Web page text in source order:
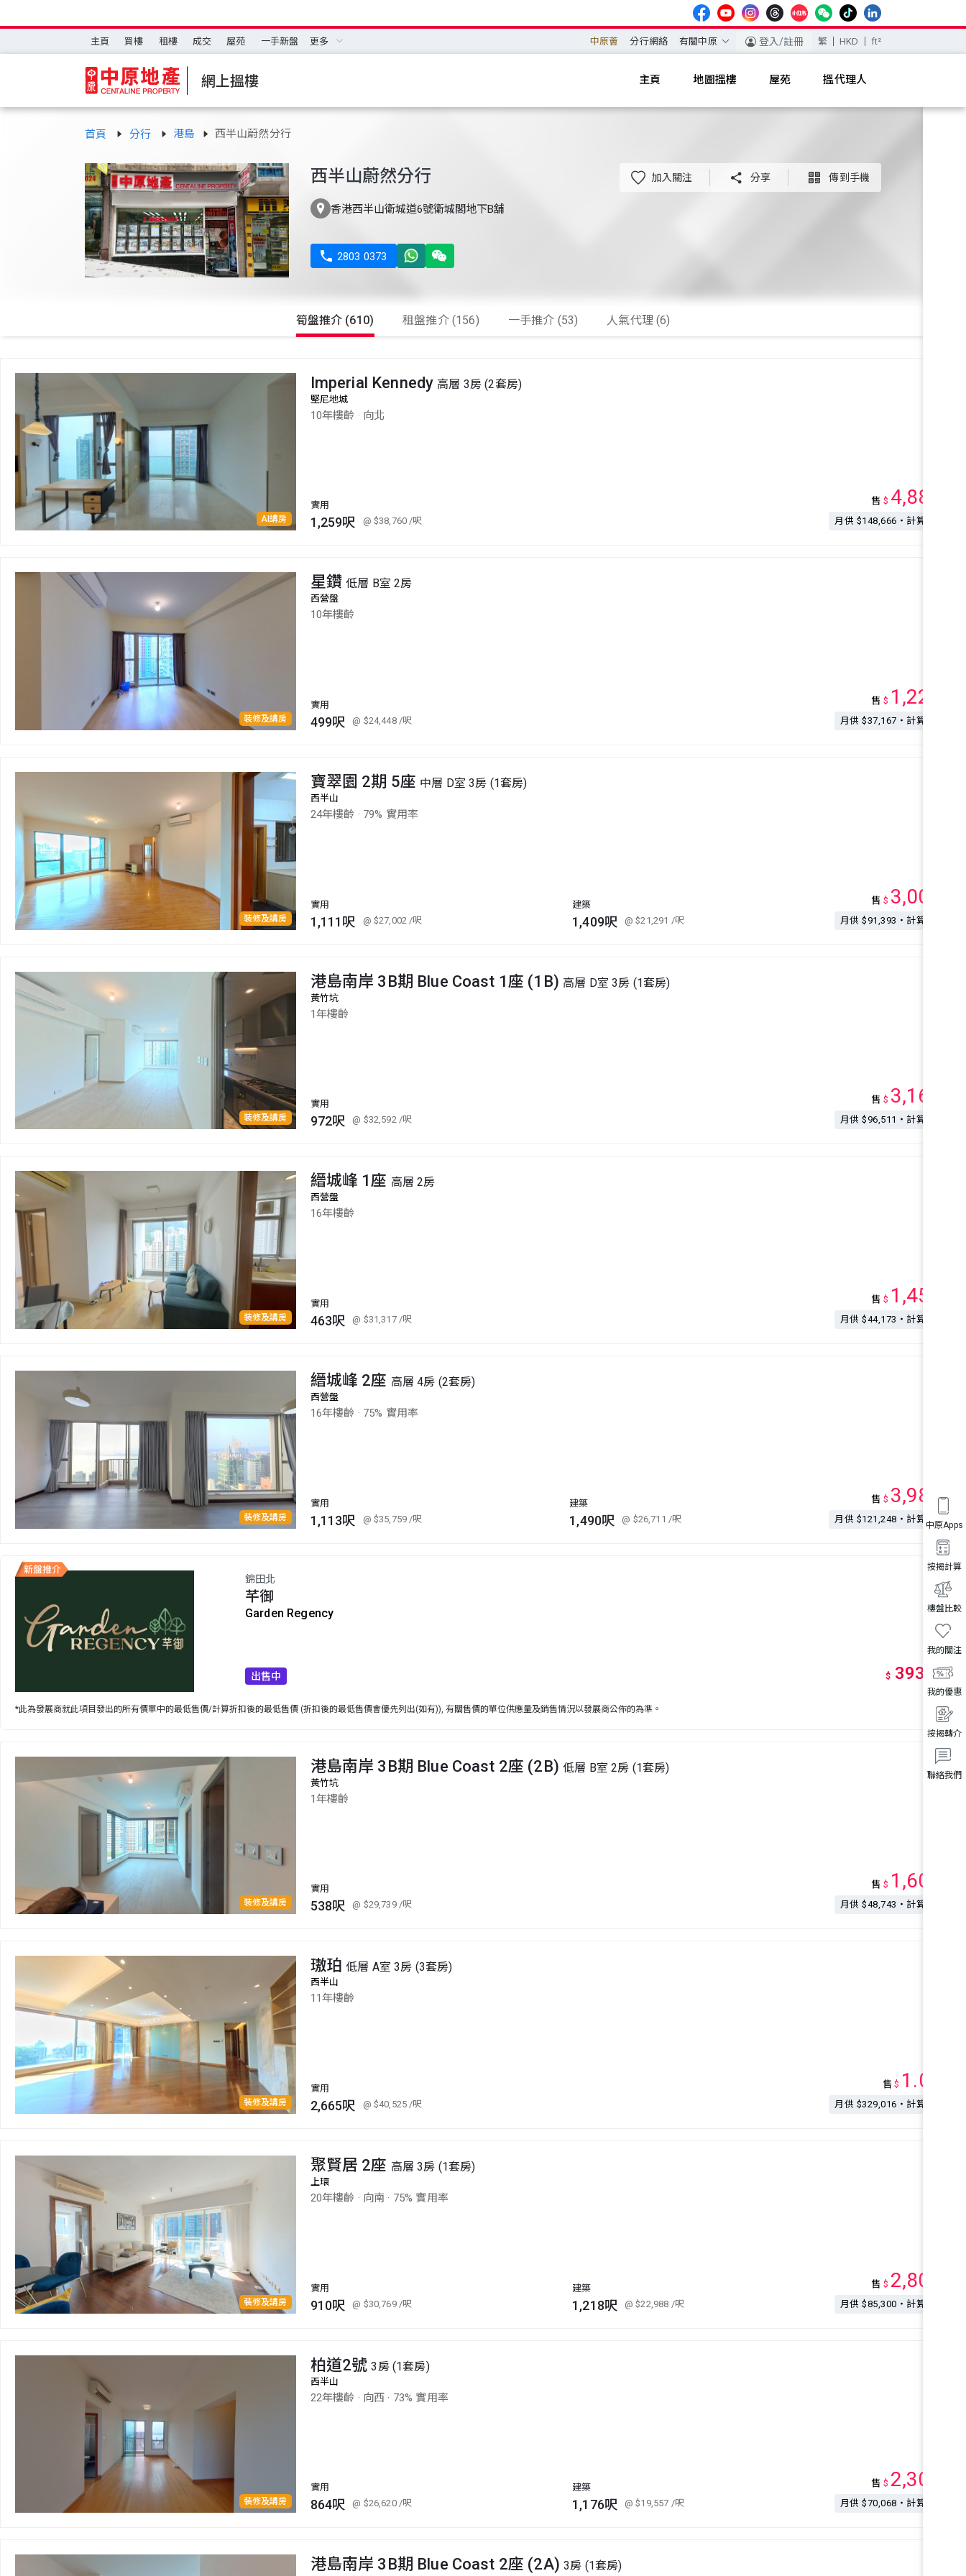
主頁 買樓 租樓 成交 屋苑 一手新盤 更多 中原薈 分行網絡 有關中原 登入/註冊 繁 HKD ft²
網上搵樓 主頁 地圖搵樓 屋苑 搵代理人
聯絡我們
按揭轉介
我的優惠
我的關注
樓盤比較
按揭計算
中原Apps
首頁 分行 港島 西半山蔚然分行
西半山蔚然分行
 香港西半山衛城道6號衛城閣地下B舖
 2803 0373
加入關注  分享  傳到手機
筍盤推介 (610) 租盤推介 (156) 一手推介 (53) 人氣代理 (6)
AI講房
Imperial Kennedy 高層 3房 (2套房)
堅尼地城
10年樓齡 · 向北
實用
1,259呎 @ $38,760/呎
售 $ 4,880
月供 $148,666・計算按揭
裝修及講房
星鑽低層 B室 2房
西營盤
10年樓齡
實用
499呎 @ $24,448 /呎
售 $ 1,220
月供 $37,167・計算按揭
裝修及講房
寶翠園 2期 5座 中層 D室 3房 (1套房)
西半山
24年樓齡 · 79% 實用率
實用
1,111呎 @ $27,002 /呎
建築
1,409呎 @ $21,291 /呎
售 $ 3,000
月供 $91,393・計算按揭
裝修及講房
港島南岸 3B期 Blue Coast 1座 (1B) 高層 D室 3房 (1套房)
黃竹坑
1年樓齡
實用
972呎 @ $32,592 /呎
售 $ 3,168
月供 $96,511・計算按揭
裝修及講房
縉城峰 1座 高層 2房
西營盤
16年樓齡
實用
463呎 @ $31,317 /呎
售 $ 1,450
月供 $44,173・計算按揭
裝修及講房
縉城峰 2座 高層 4房 (2套房)
西營盤
16年樓齡 · 75% 實用率
實用
1,113呎 @ $35,759 /呎
建築
1,490呎 @ $26,711 /呎
售 $ 3,980萬
月供 $121,248・計算按揭
錦田北
芊御
Garden Regency
出售中 $ 393 萬起*
*此為發展商就此項目發出的所有價單中的最低售價/計算折扣後的最低售價 (折扣後的最低售價會優先列出(如有)), 有關售價的單位供應量及銷售情況以發展商公佈的為準。
裝修及講房
港島南岸 3B期 Blue Coast 2座 (2B)低層 B室 2房 (1套房)
黃竹坑
1年樓齡
實用
538呎 @ $29,739 /呎
售 $ 1,600
月供 $48,743・計算按揭
裝修及講房
璈珀低層 A室 3房 (3套房)
西半山
11年樓齡
實用
2,665呎 @ $40,525 /呎
售 $ 1.08
月供 $329,016・計算按揭
裝修及講房
聚賢居 2座 高層 3房 (1套房)
上環
20年樓齡 · 向南 · 75% 實用率
實用
910呎 @ $30,769 /呎
建築
1,218呎 @ $22,988 /呎
售 $ 2,800
月供 $85,300・計算按揭
裝修及講房
柏道2號3房 (1套房)
西半山
22年樓齡 · 向西 · 73% 實用率
實用
864呎 @ $26,620 /呎
建築
1,176呎 @ $19,557 /呎
售 $ 2,300
月供 $70,068・計算按揭
港島南岸 3B期 Blue Coast 2座 (2A)3房 (1套房)